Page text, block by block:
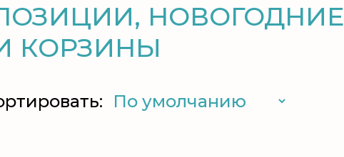
НОВОГОДНИЕ
КОРЗИНЫ